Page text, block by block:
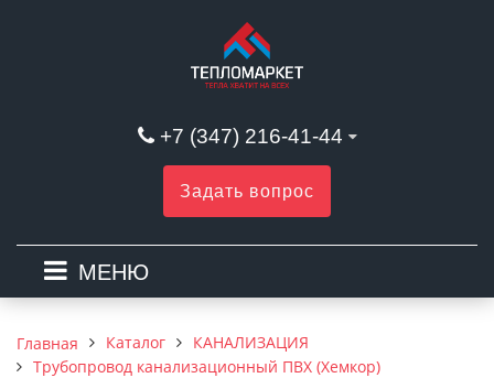
+7 (347) 216-41-44
Задать вопрос
МЕНЮ
Главная Каталог
КАНАЛИЗАЦИЯ
Трубопровод канализационный ПВХ (Хемкор)